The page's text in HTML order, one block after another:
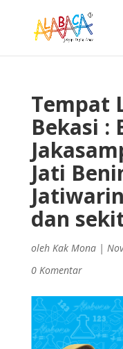
Tempat
Bekasi :
Jati
dan
oleh Kak Mona|
0 Komentar